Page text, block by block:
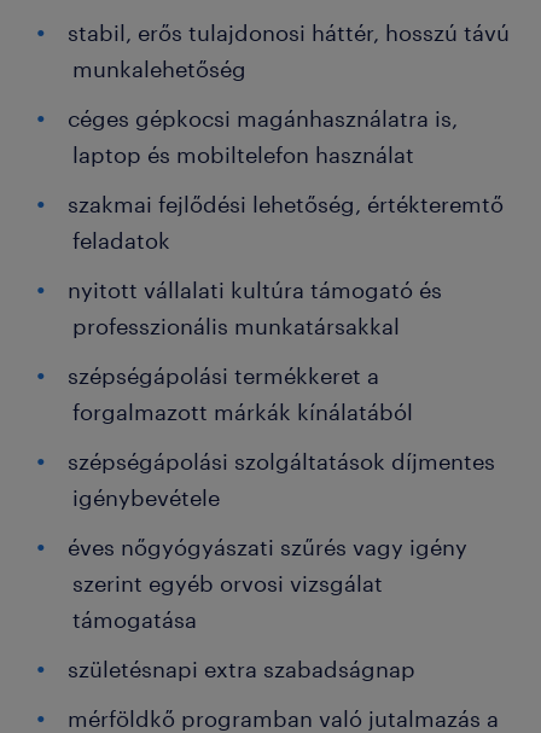
stabil, erős tulajdonosi háttér, hosszú távú
munkalehetőség
céges gépkocsi magánhasználatra is,
laptop és mobiltelefon használat
szakmai fejlődési lehetőség, értékteremtő
feladatok
nyitott vállalati kultúra támogató és
professzionális munkatársakkal
szépségápolási termékkeret a
forgalmazott márkák kínálatából
szépségápolási szolgáltatások díjmentes
igénybevétele
éves nőgyógyászati szűrés vagy igény
szerint egyéb orvosi vizsgálat
támogatása
születésnapi extra szabadságnap
mérföldkő programban való jutalmazás a